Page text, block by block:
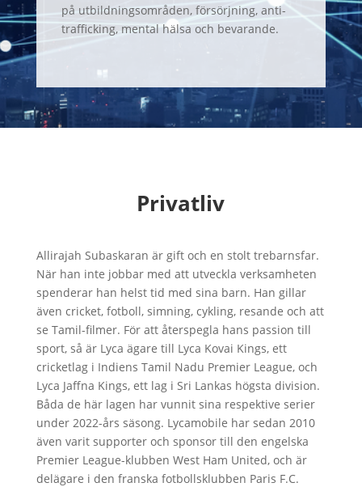
på utbildningsområden, försörjning, anti-
trafficking, mental hälsa och bevarande.
Privatliv
Allirajah Subaskaran är gift och en stolt trebarnsfar.
När han inte jobbar med att utveckla verksamheten
spenderar han helst tid med sina barn. Han gillar
även cricket, fotboll, simning, cykling, resande och att
se Tamil-filmer. För att återspegla hans passion till
sport, så är Lyca ägare till Lyca Kovai Kings, ett
cricketlag i Indiens Tamil Nadu Premier League, och
Lyca Jaffna Kings, ett lag i Sri Lankas högsta division.
Båda de här lagen har vunnit sina respektive serier
under 2022-års säsong. Lycamobile har sedan 2010
även varit supporter och sponsor till den engelska
Premier League-klubben West Ham United, och är
delägare i den franska fotbollsklubben Paris F.C.